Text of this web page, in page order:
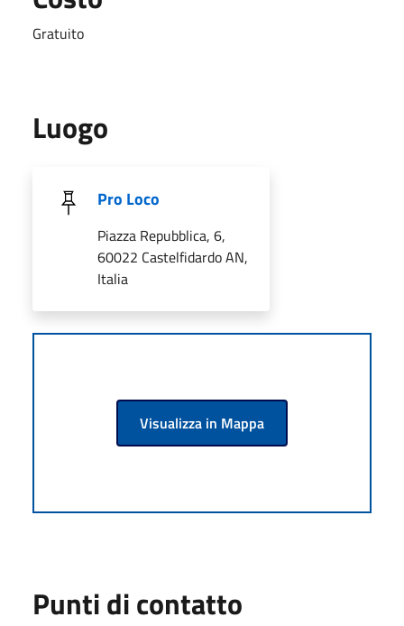
Gratuito
Luogo
Pro Loco
Piazza Repubblica, 6,
60022 Castelfidardo AN,
Italia
Visualizza in Mappa
Punti di contatto